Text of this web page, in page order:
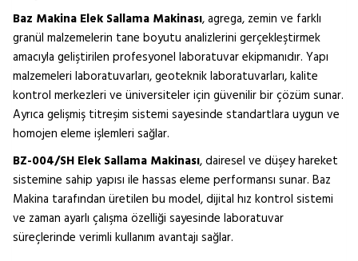
Baz Makina Elek Sallama Makinası, agrega, zemin ve farklı
granül malzemelerin tane boyutu analizlerini gerçekleştirmek
amacıyla geliştirilen profesyonel laboratuvar ekipmanıdır. Yapı
malzemeleri laboratuvarları, geoteknik laboratuvarları, kalite
kontrol merkezleri ve üniversiteler için güvenilir bir çözüm sunar.
Ayrıca gelişmiş titreşim sistemi sayesinde standartlara uygun ve
homojen eleme işlemleri sağlar.
BZ-004/SH Elek Sallama Makinası, dairesel ve düşey hareket
sistemine sahip yapısı ile hassas eleme performansı sunar. Baz
Makina tarafından üretilen bu model, dijital hız kontrol sistemi
ve zaman ayarlı çalışma özelliği sayesinde laboratuvar
süreçlerinde verimli kullanım avantajı sağlar.